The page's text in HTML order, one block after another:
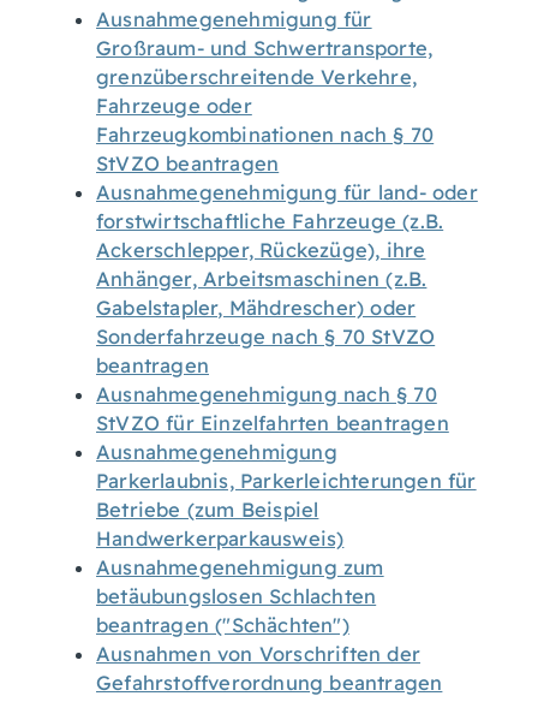
Ausnahmegenehmigung für
Großraum- und Schwertransporte,
grenzüberschreitende Verkehre,
Fahrzeuge oder
Fahrzeugkombinationen nach § 70
StVZO beantragen
Ausnahmegenehmigung für land- oder
forstwirtschaftliche Fahrzeuge (z.B.
Ackerschlepper, Rückezüge), ihre
Anhänger, Arbeitsmaschinen (z.B.
Gabelstapler, Mähdrescher) oder
Sonderfahrzeuge nach § 70 StVZO
beantragen
Ausnahmegenehmigung nach § 70
StVZO für Einzelfahrten beantragen
Ausnahmegenehmigung
Parkerlaubnis, Parkerleichterungen für
Betriebe (zum Beispiel
Handwerkerparkausweis)
Ausnahmegenehmigung zum
betäubungslosen Schlachten
beantragen ("Schächten")
Ausnahmen von Vorschriften der
Gefahrstoffverordnung beantragen